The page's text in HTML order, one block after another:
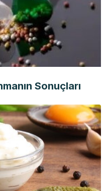
Sonuçları